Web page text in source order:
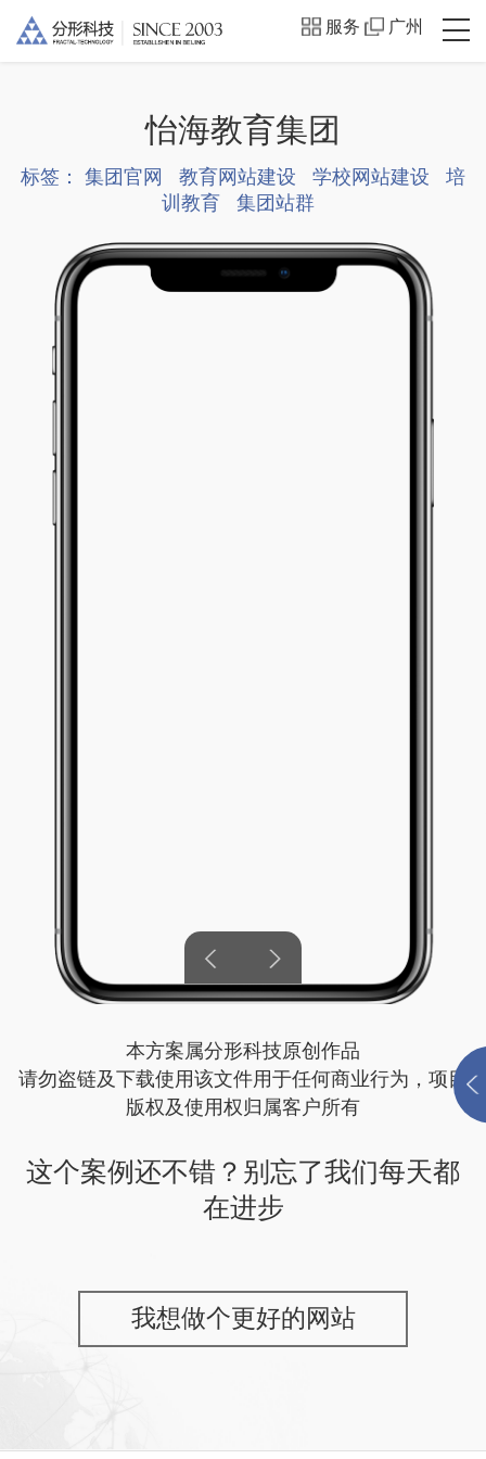
服务 广州
怡海教育集团
标签： 集团官网 教育网站建设 学校网站建设
培
训教育
集团站群
本方案属分形科技原创作品
请勿盗链及下载使用该文件用于任何商业行为，项目
版权及使用权归属客户所有
这个案例还不错？别忘了我们每天都
在进步
我想做个更好的网站